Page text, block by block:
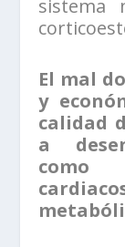
sistema
El mal
y
calidad
a
como